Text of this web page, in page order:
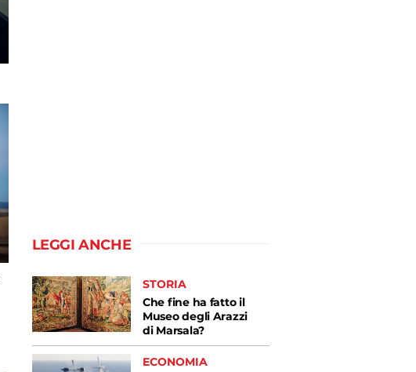
LEGGI ANCHE
STORIA
Che fine ha fatto il
Museo degli Arazzi
di Marsala?
ECONOMIA